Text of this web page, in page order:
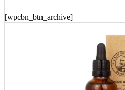
[wpcbn_btn_archive]